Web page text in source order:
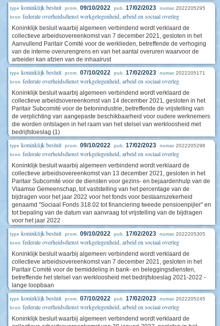
type koninklijk besluit prom. 09/10/2022 pub. 17/02/2023 numac 2022205295
bron federale overheidsdienst werkgelegenheid, arbeid en sociaal overleg
Koninklijk besluit waarbij algemeen verbindend wordt verklaard de
collectieve arbeidsovereenkomst van 7 december 2021, gesloten in het
Aanvullend Paritair Comité voor de werklieden, betreffende de verhoging
van de interne overurengrens en van het aantal overuren waarvoor de
arbeider kan afzien van de inhaalrust
type koninklijk besluit prom. 07/10/2022 pub. 17/02/2023 numac 2022205171
bron federale overheidsdienst werkgelegenheid, arbeid en sociaal overleg
Koninklijk besluit waarbij algemeen verbindend wordt verklaard de
collectieve arbeidsovereenkomst van 14 december 2021, gesloten in het
Paritair Subcomité voor de betonindustrie, betreffende de vrijstelling van
de verplichting van aangepaste beschikbaarheid voor oudere werknemers
die worden ontslagen in het raam van het stelsel van werkloosheid met
bedrijfstoeslag (1)
type koninklijk besluit prom. 09/10/2022 pub. 17/02/2023 numac 2022205298
bron federale overheidsdienst werkgelegenheid, arbeid en sociaal overleg
Koninklijk besluit waarbij algemeen verbindend wordt verklaard de
collectieve arbeidsovereenkomst van 13 december 2021, gesloten in het
Paritair Subcomité voor de diensten voor gezins- en bejaardenhulp van de
Vlaamse Gemeenschap, tot vaststelling van het percentage van de
bijdragen voor het jaar 2022 voor het fonds voor bestaanszekerheid
genaamd "Sociaal Fonds 318.02 tot financiering tweede pensioenpijler" en
tot bepaling van de datum van aanvraag tot vrijstelling van de bijdragen
voor het jaar 2022
type koninklijk besluit prom. 09/10/2022 pub. 17/02/2023 numac 2022205305
bron federale overheidsdienst werkgelegenheid, arbeid en sociaal overleg
Koninklijk besluit waarbij algemeen verbindend wordt verklaard de
collectieve arbeidsovereenkomst van 7 december 2021, gesloten in het
Paritair Comité voor de bemiddeling in bank- en beleggingsdiensten,
betreffende het stelsel van werkloosheid met bedrijfstoeslag 2021-2022 -
lange loopbaan
type koninklijk besluit prom. 07/10/2022 pub. 17/02/2023 numac 2022205245
bron federale overheidsdienst werkgelegenheid, arbeid en sociaal overleg
Koninklijk besluit waarbij algemeen verbindend wordt verklaard de